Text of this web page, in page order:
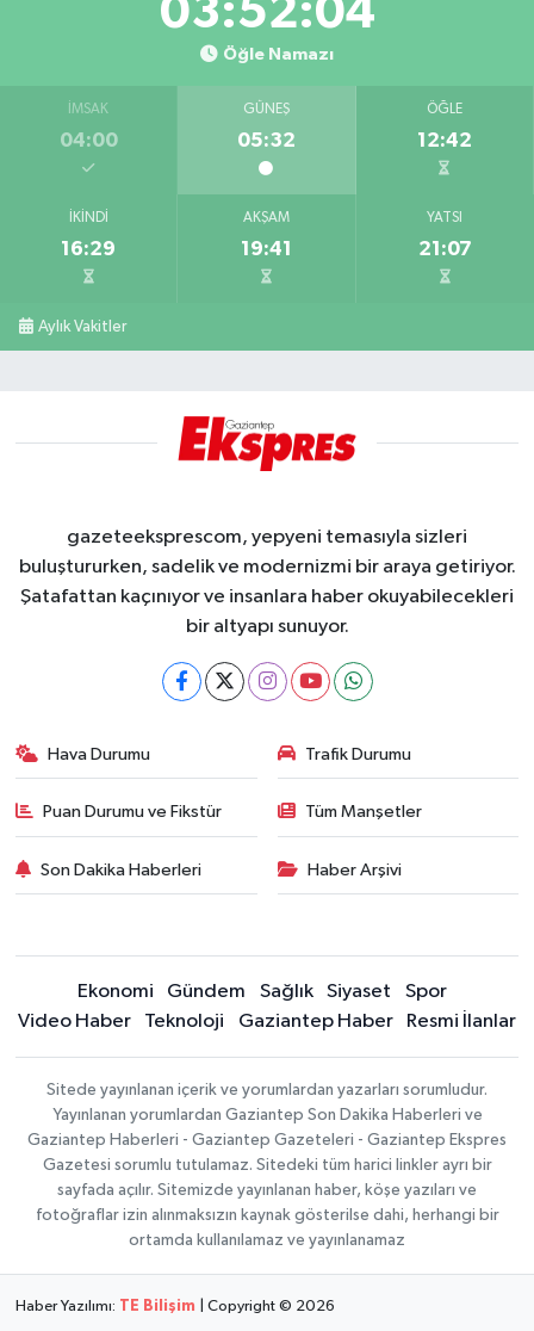
03:52:03
Öğle Namazı
İMSAK
04:00
GÜNEŞ
05:32
ÖĞLE
12:42
İKINDI
16:29
AKŞAM
19:41
YATSI
21:07
Aylık Vakitler
gazeteeksprescom, yepyeni temasıyla sizleri
buluştururken, sadelik ve modernizmi bir araya getiriyor.
Şatafattan kaçınıyor ve insanlara haber okuyabilecekleri
bir altyapı sunuyor.
Hava Durumu Trafik Durumu
Puan Durumu ve Fikstür Tüm Manşetler
Son Dakika Haberleri Haber Arşivi
Ekonomi Gündem Sağlık Siyaset
Spor
Video Haber
Teknoloji Gaziantep Haber Resmi İlanlar
Sitede yayınlanan içerik ve yorumlardan yazarları sorumludur.
Yayınlanan yorumlardan Gaziantep Son Dakika Haberleri ve
Gaziantep Haberleri - Gaziantep Gazeteleri - Gaziantep Ekspres
Gazetesi sorumlu tutulamaz. Sitedeki tüm harici linkler ayrı bir
sayfada açılır. Sitemizde yayınlanan haber, köşe yazıları ve
fotoğraflar izin alınmaksızın kaynak gösterilse dahi, herhangi bir
ortamda kullanılamaz ve yayınlanamaz
Haber Yazılımı: TE Bilişim | Copyright © 2026